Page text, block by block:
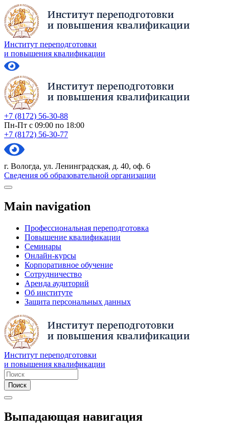
Институт переподготовки
и повышения квалификации
+7 (8172) 56-30-88
Пн-Пт с 09:00 по 18:00
+7 (8172) 56-30-77
г. Вологда, ул. Ленинградская, д. 40, оф. 6
Сведения об образовательной организации
Main navigation
Профессиональная переподготовка
Повышение квалификации
Семинары
Онлайн-курсы
Корпоративное обучение
Сотрудничество
Аренда аудиторий
Об институте
Защита персональных данных
Институт переподготовки
и повышения квалификации
Выпадающая навигация